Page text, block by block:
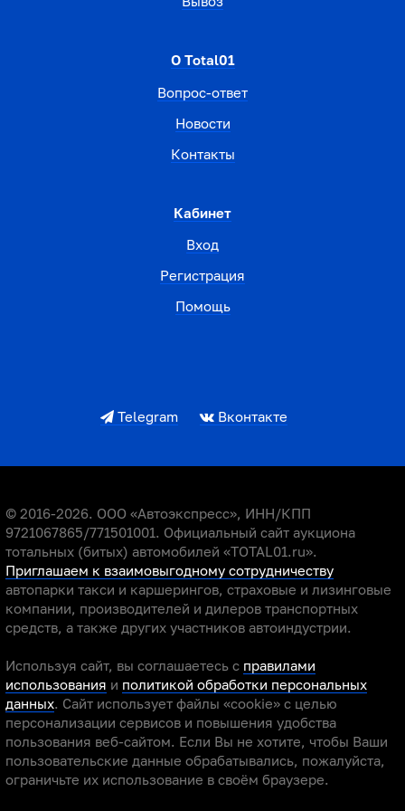
О Total01
Вопрос-ответ
Новости
Контакты
Кабинет
Вход
Регистрация
Помощь
Telegram Вконтакте
© 2016-2026. ООО «Автоэкспресс», ИНН/КПП
9721067865/771501001. Официальный сайт аукциона
тотальных (битых) автомобилей «TOTAL01.ru».
Приглашаем к взаимовыгодному сотрудничеству
автопарки такси и каршерингов, страховые и лизинговые
компании, производителей и дилеров транспортных
средств, а также других участников автоиндустрии.
Используя сайт, вы соглашаетесь с правилами
использования и политикой обработки персональных
данных. Сайт использует файлы «cookie» с целью
персонализации сервисов и повышения удобства
пользования веб-сайтом. Если Вы не хотите, чтобы Ваши
пользовательские данные обрабатывались, пожалуйста,
ограничьте их использование в своём браузере.